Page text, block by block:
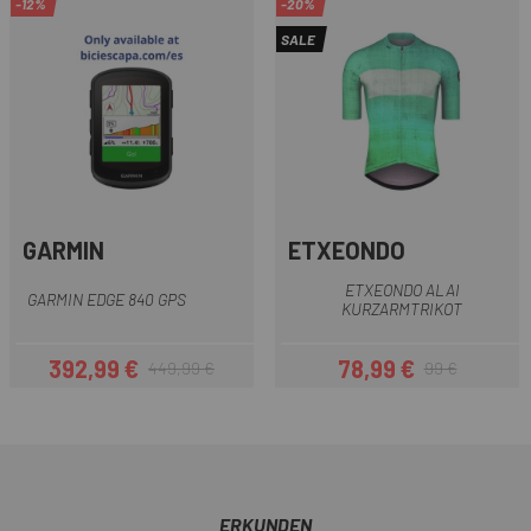
-12%
GARMIN
GARMIN EDGE 840 GPS
Preis
392,99 €Regulärer Preis
449,99 €
-20%
SALE
ETXEONDO
ETXEONDO ALAI
KURZARMTRIKOT
Preis
78,99 €Regulärer Preis
99 €
ERKUNDEN